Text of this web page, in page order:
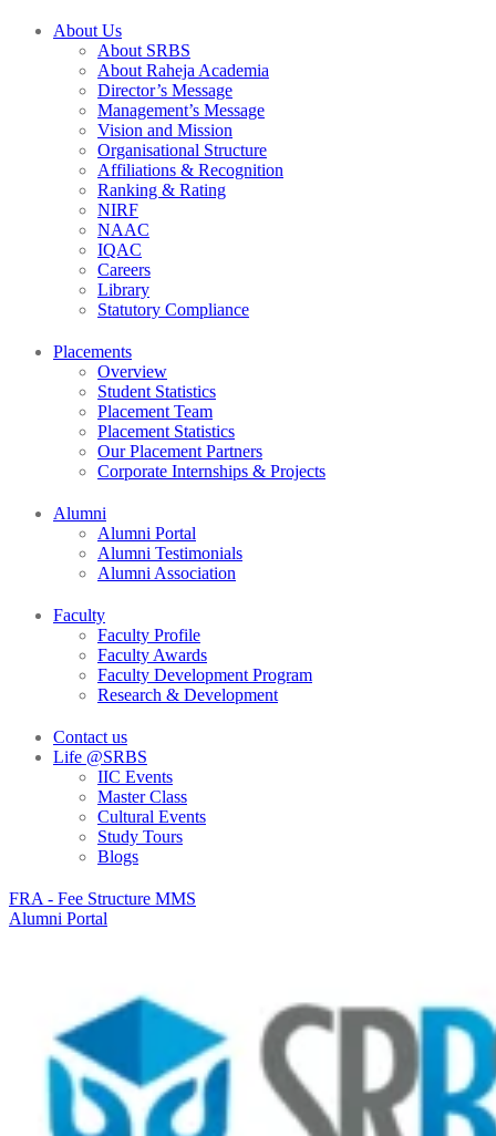
About Us
About SRBS
About Raheja Academia
Director’s Message
Management’s Message
Vision and Mission
Organisational Structure
Affiliations & Recognition
Ranking & Rating
NIRF
NAAC
IQAC
Careers
Library
Statutory Compliance
Placements
Overview
Student Statistics
Placement Team
Placement Statistics
Our Placement Partners
Corporate Internships & Projects
Alumni
Alumni Portal
Alumni Testimonials
Alumni Association
Faculty
Faculty Profile
Faculty Awards
Faculty Development Program
Research & Development
Contact us
Life @SRBS
IIC Events
Master Class
Cultural Events
Study Tours
Blogs
FRA - Fee Structure MMS
Alumni Portal